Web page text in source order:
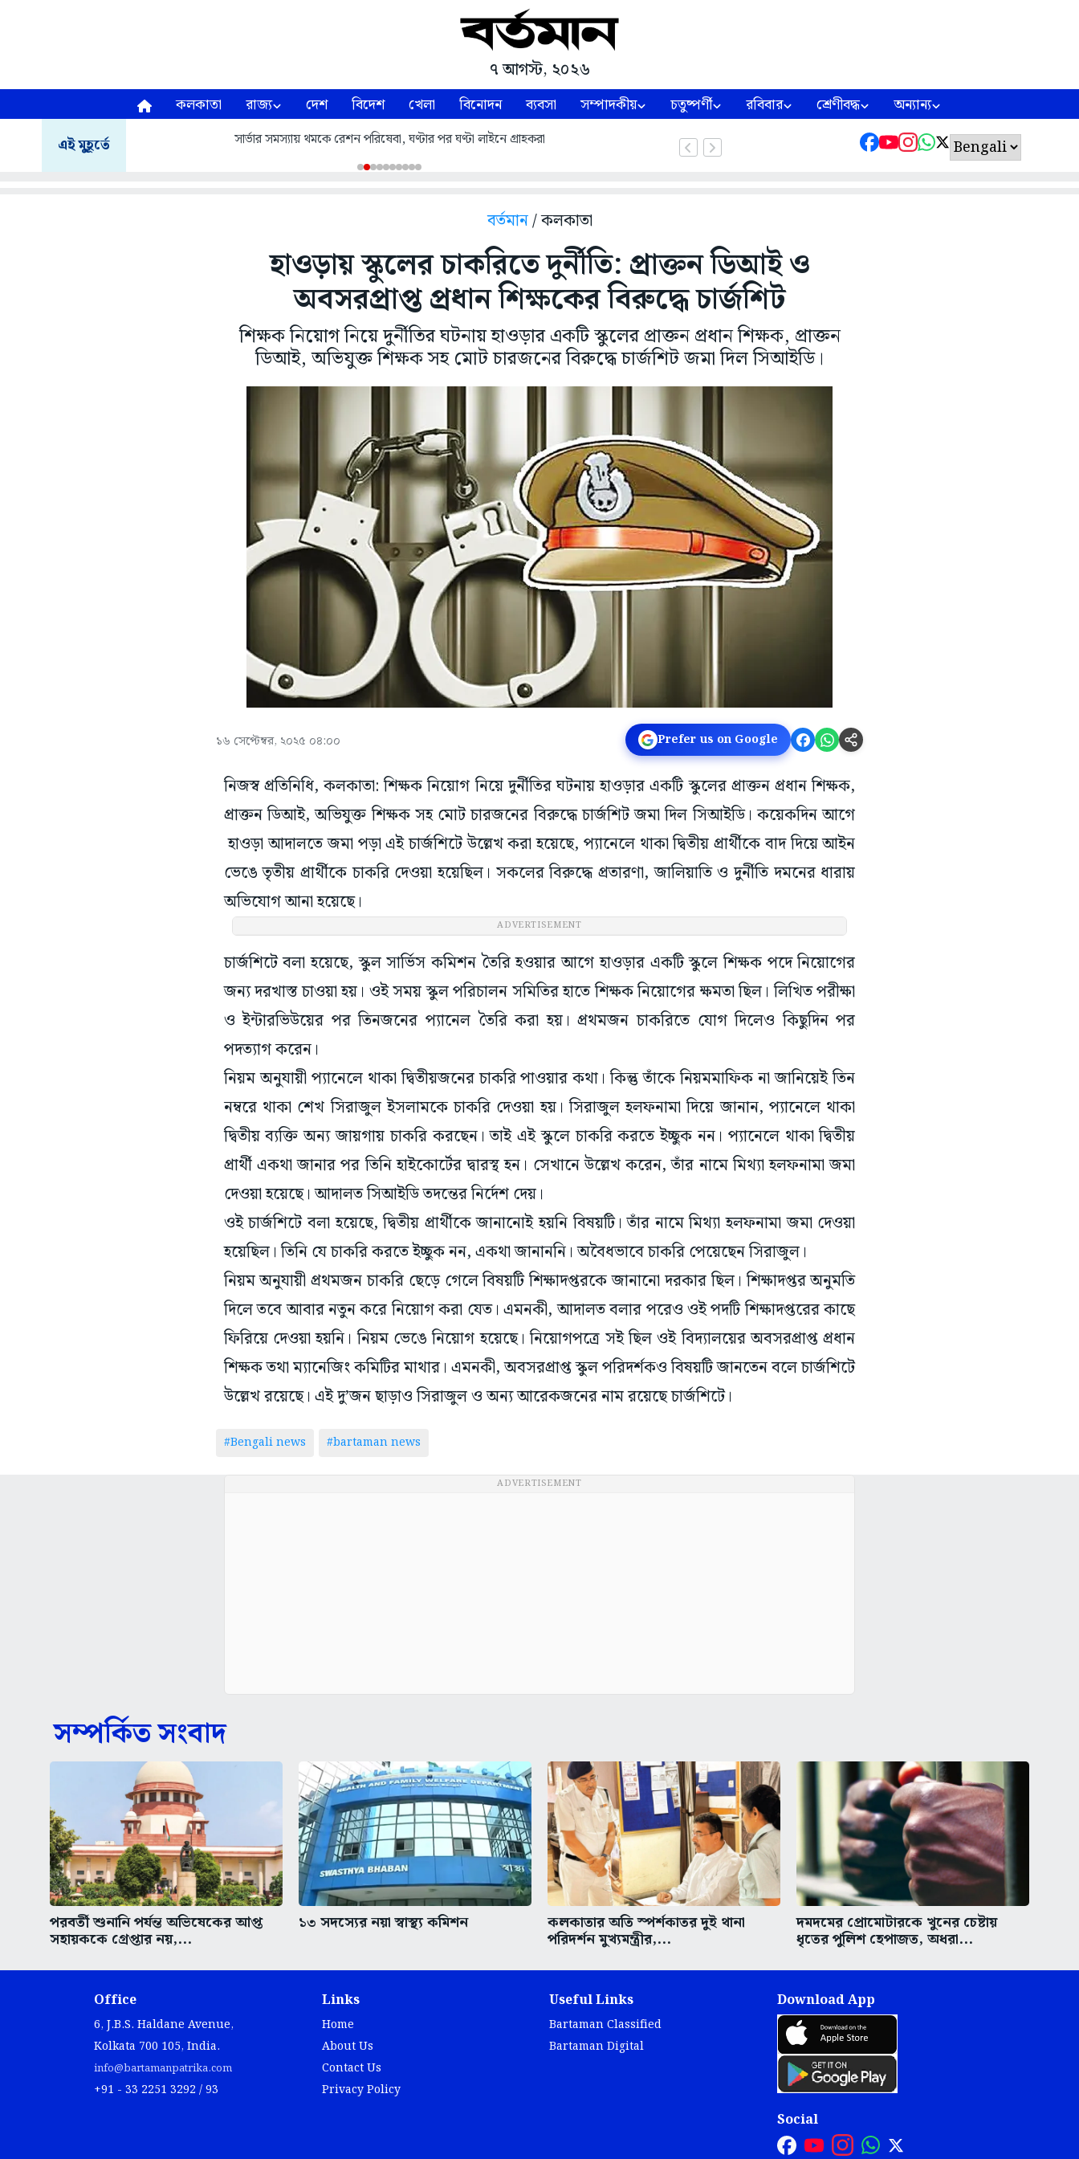
৭ আগস্ট, ২০২৬
কলকাতা রাজ্য দেশ বিদেশ খেলা বিনোদন ব্যবসা সম্পাদকীয় চতুষ্পর্ণী রবিবার শ্রেণীবদ্ধ অন্যান্য
এই মুহূর্তে সার্ভার সমস্যায় থমকে রেশন পরিষেবা, ঘণ্টার পর ঘণ্টা লাইনে গ্রাহকরা
বর্তমান/ কলকাতা
হাওড়ায় স্কুলের চাকরিতে দুর্নীতি: প্রাক্তন ডিআই ও
অবসরপ্রাপ্ত প্রধান শিক্ষকের বিরুদ্ধে চার্জশিট
শিক্ষক নিয়োগ নিয়ে দুর্নীতির ঘটনায় হাওড়ার একটি স্কুলের প্রাক্তন প্রধান শিক্ষক, প্রাক্তন
ডিআই, অভিযুক্ত শিক্ষক সহ মোট চারজনের বিরুদ্ধে চার্জশিট জমা দিল সিআইডি।
১৬ সেপ্টেম্বর, ২০২৫ ০৪:০০ Prefer us on Google
নিজস্ব প্রতিনিধি, কলকাতা: শিক্ষক নিয়োগ নিয়ে দুর্নীতির ঘটনায় হাওড়ার একটি স্কুলের প্রাক্তন প্রধান শিক্ষক,
প্রাক্তন ডিআই, অভিযুক্ত শিক্ষক সহ মোট চারজনের বিরুদ্ধে চার্জশিট জমা দিল সিআইডি। কয়েকদিন আগে
হাওড়া আদালতে জমা পড়া এই চার্জশিটে উল্লেখ করা হয়েছে, প্যানেলে থাকা দ্বিতীয় প্রার্থীকে বাদ দিয়ে আইন
ভেঙে তৃতীয় প্রার্থীকে চাকরি দেওয়া হয়েছিল। সকলের বিরুদ্ধে প্রতারণা, জালিয়াতি ও দুর্নীতি দমনের ধারায়
অভিযোগ আনা হয়েছে।
ADVERTISEMENT
চার্জশিটে বলা হয়েছে, স্কুল সার্ভিস কমিশন তৈরি হওয়ার আগে হাওড়ার একটি স্কুলে শিক্ষক পদে নিয়োগের
জন্য দরখাস্ত চাওয়া হয়। ওই সময় স্কুল পরিচালন সমিতির হাতে শিক্ষক নিয়োগের ক্ষমতা ছিল। লিখিত পরীক্ষা
ও ইন্টারভিউয়ের পর তিনজনের প্যানেল তৈরি করা হয়। প্রথমজন চাকরিতে যোগ দিলেও কিছুদিন পর
পদত্যাগ করেন।
নিয়ম অনুযায়ী প্যানেলে থাকা দ্বিতীয়জনের চাকরি পাওয়ার কথা। কিন্তু তাঁকে নিয়মমাফিক না জানিয়েই তিন
নম্বরে থাকা শেখ সিরাজুল ইসলামকে চাকরি দেওয়া হয়। সিরাজুল হলফনামা দিয়ে জানান, প্যানেলে থাকা
দ্বিতীয় ব্যক্তি অন্য জায়গায় চাকরি করছেন। তাই এই স্কুলে চাকরি করতে ইচ্ছুক নন। প্যানেলে থাকা দ্বিতীয়
প্রার্থী একথা জানার পর তিনি হাইকোর্টের দ্বারস্থ হন। সেখানে উল্লেখ করেন, তাঁর নামে মিথ্যা হলফনামা জমা
দেওয়া হয়েছে। আদালত সিআইডি তদন্তের নির্দেশ দেয়।
ওই চার্জশিটে বলা হয়েছে, দ্বিতীয় প্রার্থীকে জানানোই হয়নি বিষয়টি। তাঁর নামে মিথ্যা হলফনামা জমা দেওয়া
হয়েছিল। তিনি যে চাকরি করতে ইচ্ছুক নন, একথা জানাননি। অবৈধভাবে চাকরি পেয়েছেন সিরাজুল।
নিয়ম অনুযায়ী প্রথমজন চাকরি ছেড়ে গেলে বিষয়টি শিক্ষাদপ্তরকে জানানো দরকার ছিল। শিক্ষাদপ্তর অনুমতি
দিলে তবে আবার নতুন করে নিয়োগ করা যেত। এমনকী, আদালত বলার পরেও ওই পদটি শিক্ষাদপ্তরের কাছে
ফিরিয়ে দেওয়া হয়নি। নিয়ম ভেঙে নিয়োগ হয়েছে। নিয়োগপত্রে সই ছিল ওই বিদ্যালয়ের অবসরপ্রাপ্ত প্রধান
শিক্ষক তথা ম্যানেজিং কমিটির মাথার। এমনকী, অবসরপ্রাপ্ত স্কুল পরিদর্শকও বিষয়টি জানতেন বলে চার্জশিটে
উল্লেখ রয়েছে। এই দু’জন ছাড়াও সিরাজুল ও অন্য আরেকজনের নাম রয়েছে চার্জশিটে।
#Bengali news #bartaman news
ADVERTISEMENT
সম্পর্কিত সংবাদ
পরবর্তী শুনানি পর্যন্ত অভিষেকের আপ্ত
সহায়ককে গ্রেপ্তার নয়,...
১৩ সদস্যের নয়া স্বাস্থ্য কমিশন কলকাতার অতি স্পর্শকাতর দুই থানা
পরিদর্শন মুখ্যমন্ত্রীর,...
দমদমের প্রোমোটারকে খুনের চেষ্টায়
ধৃতের পুলিশ হেপাজত, অধরা...
Office
6, J.B.S. Haldane Avenue,
Kolkata 700 105, India.
info@bartamanpatrika.com
+91 - 33 2251 3292 / 93
Links
Home
About Us
Contact Us
Privacy Policy
Useful Links
Bartaman Classified
Bartaman Digital
Download App
Social